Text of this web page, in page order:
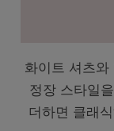
화이트 셔츠
정장 스타일
더하면 클래